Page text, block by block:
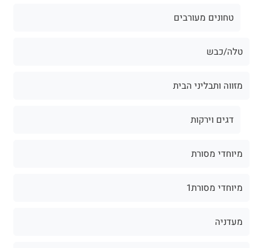
טחונים מעורבים
טלה/כבש
מזווה ותבליני הבית
דגים וירקות
מיוחדי מסורת
מיוחדי מסורת1
מעדניה